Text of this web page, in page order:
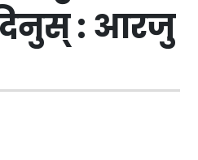
: आरजु